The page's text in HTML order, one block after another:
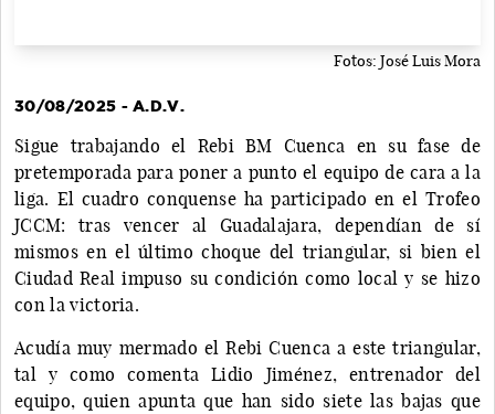
Fotos: José Luis Mora
30/08/2025 - A.D.V.
Sigue trabajando el Rebi BM Cuenca en su fase de
pretemporada para poner a punto el equipo de cara a la
liga. El cuadro conquense ha participado en el Trofeo
JCCM: tras vencer al Guadalajara, dependían de sí
mismos en el último choque del triangular, si bien el
Ciudad Real impuso su condición como local y se hizo
con la victoria.
Acudía muy mermado el Rebi Cuenca a este triangular,
tal y como comenta Lidio Jiménez, entrenador del
equipo, quien apunta que han sido siete las bajas que